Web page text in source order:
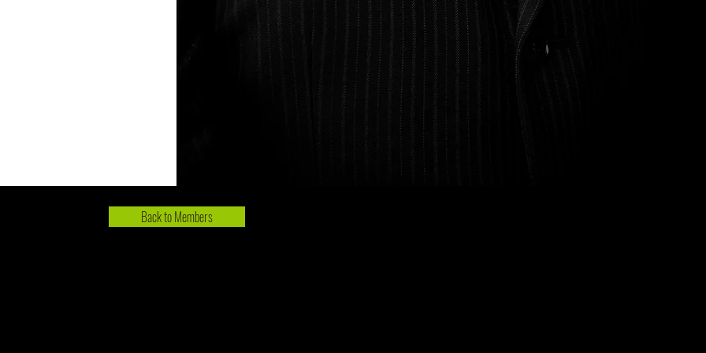
Back to Members